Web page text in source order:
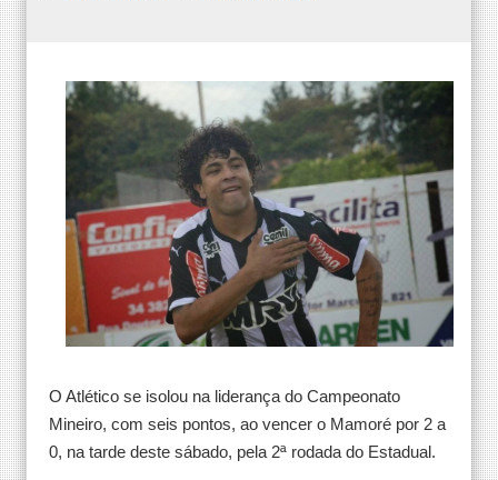
O Atlético se isolou na liderança do Campeonato
Mineiro, com seis pontos, ao vencer o Mamoré por 2 a
0, na tarde deste sábado, pela 2ª rodada do Estadual.